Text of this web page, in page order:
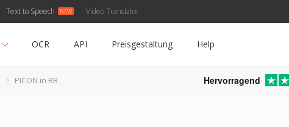
Text to Speech Video Translator
OCR API Preisgestaltung Help
PICON in RB Hervorragend